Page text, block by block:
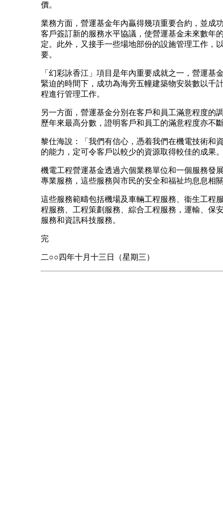
價。
業務方面，營運基金年內贏得幾項重要合約，並成
客戶簽訂新的服務水平協議，使營運基金未來數年
定。此外，又接手一些場地部份的設施管理工作，
要。
「幻彩詠香江」項目是年內重要成就之一，營運基
緊迫的時間下，成功為海旁五幢建築物安裝數以千
程進行管理工作。
另一方面，營運基金分別在客戶和員工滿意程度的
歷年來最高分數，證明客戶和員工的滿意程度亦不
黎仕海說：「我們有信心，憑着我們在機電技術和
的能力，定可令客戶以較少的資源取得較佳的成果
機電工程營運基金透過六個業務單位和一個服務發
專業服務，這些服務與市民的安全和福祉均息息相
這些服務範疇包括機場及車輛工程服務、衞生工程
程服務、工程策劃服務、綜合工程服務，運輸、保
服務和資訊科技服務。
完
二○○四年十月十三日（星期三）